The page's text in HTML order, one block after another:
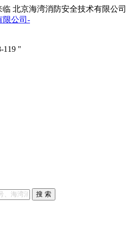
临 北京海湾消防安全技术有限公司
119
搜 索